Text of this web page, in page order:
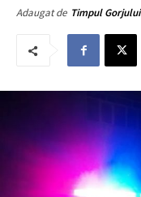
Adaugat de Timpul Gorjului